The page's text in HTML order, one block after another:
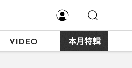
VIDEO 本月特輯